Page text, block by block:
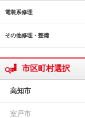
電装系修理
その他修理・整備
市区町村選択
高知市
室戸市